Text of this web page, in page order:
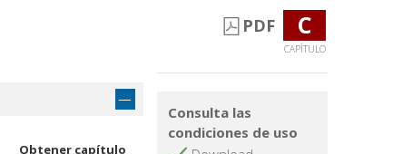
Obtener capítulo
PDF C
CAPÍTULO
Consulta las
condiciones de uso